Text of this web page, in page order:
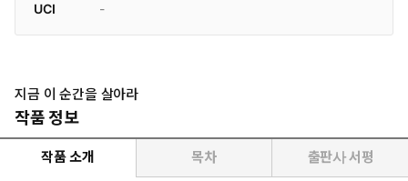
UCI
-
지금 이 순간을 살아라
작품 정보
작품 소개 목차 출판사 서평